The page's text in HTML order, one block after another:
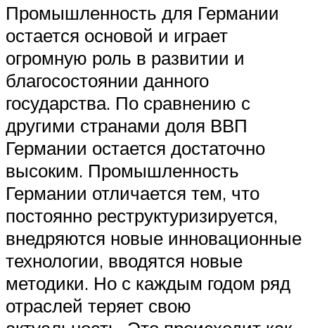
Промышленность для Германии
остается основой и играет
огромную роль в развитии и
благосостоянии данного
государства. По сравнению с
другими странами доля ВВП
Германии остается достаточно
высоким. Промышленность
Германии отличается тем, что
постоянно реструктуризируется,
внедряются новые инновационные
технологии, вводятся новые
методики. Но с каждым годом ряд
отраслей теряет свою